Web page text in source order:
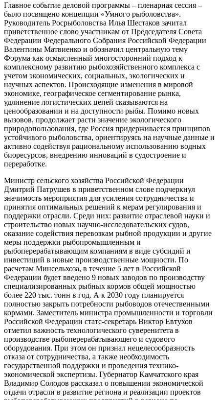
Главное событие деловой программы – пленарная сессия –
было посвящено концепции «Умного рыболовства».
Руководитель Росрыболовства Илья Шестаков зачитал
приветственное слово участникам от Председателя Совета
Федерации Федерального Собрания Российской Федерации
Валентины Матвиенко и обозначил центральную тему
Форума как осмысленный многосторонний подход к
комплексному развитию рыбохозяйственного комплекса с
учетом экономических, социальных, экологических и
научных аспектов. Происходящие изменения в мировой
экономике, географическое сегментирование рынка,
удлинение логистических цепей сказываются на
ценообразовании и на доступности рыбы. Помимо новых
вызовов, продолжает расти значение экологического
природопользования, где Россия придерживается принципов
устойчивого рыболовства, ориентируясь на научные данные и
активно содействуя рациональному использованию водных
биоресурсов, внедрению инноваций в судостроение и
переработке.
Министр сельского хозяйства Российской Федерации
Дмитрий Патрушев в приветственном слове подчеркнул
значимость мероприятия для усиления сотрудничества и
принятия оптимальных решений к мерам регулирования и
поддержки отрасли. Среди них: развитие отраслевой науки и
строительство новых научно-исследовательских судов,
оказание содействия перевозкам рыбной продукции и другие
меры поддержки рыбопромышленным и
рыбоперерабатывающим компаниям в виде субсидий и
инвестиций в новые производственные мощности. По
расчетам Минсельхоза, в течение 5 лет в Российской
Федерации будет введено 9 новых заводов по производству
специализированных рыбных кормов общей мощностью
более 220 тыс. тонн в год. А к 2030 году планируется
полностью закрыть потребности рыбоводов отечественными
кормами. Заместитель министра промышленности и торговли
Российской Федерации статс-секретарь Виктор Евтухов
отметил важность технологического суверенитета в
производстве рыбоперерабатывающего и судового
оборудования. При этом он признал нецелесообразность
отказа от сотрудничества, а также необходимость
государственной поддержки и проведения технико-
экономической экспертизы. Губернатор Камчатского края
Владимир Солодов рассказал о повышении экономической
отдачи отрасли в развитие региона и реализации проектов